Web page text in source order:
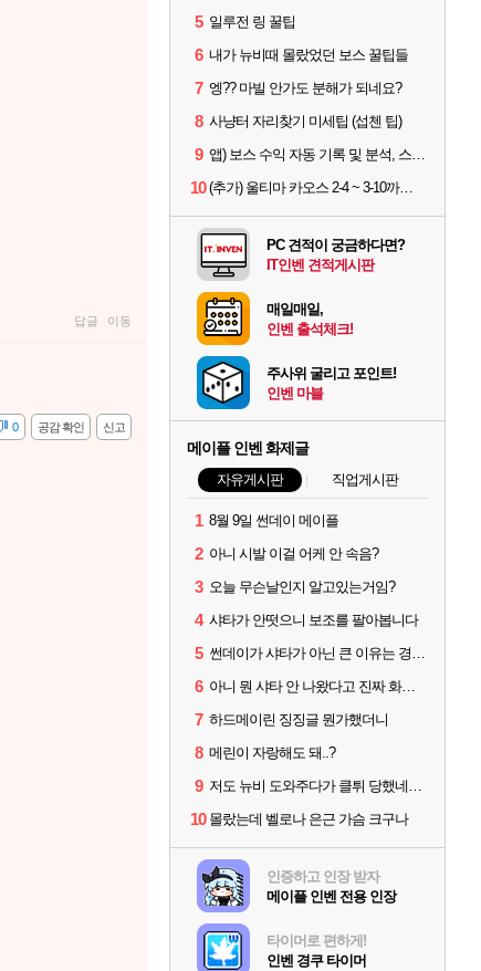
답글 이동
신고
공감 확인
0
5 일루전 링 꿀팁
6 내가 뉴비때 몰랐었던 보스 꿀팁들
7 엥?? 마빌 안가도 분해가 되네요?
8 사냥터 자리찾기 미세팁 (섭첸 팁)
9 앱) 보스 수익 자동 기록 및 분석, 스케줄러 알림
10 (추가) 울티마 카오스 2-4 ~ 3-10까지 공략 스펙 및 팁 공유
PC 견적이 궁금하다면?
IT인벤 견적게시판
매일매일,
인벤 출석체크!
주사위 굴리고 포인트!
인벤 마블
메이플 인벤 화제글
자유게시판 직업게시판
1 8월 9일 썬데이 메이플
2 아니 시발 이걸 어케 안 속음?
3 오늘 무슨날인지 알고있는거임?
4 샤타가 안떳으니 보조를 팔아봅니다
5 썬데이가 샤타가 아닌 큰 이유는 경매장 불안정때문일듯
6 아니 뭔 샤타 안 나왔다고 진짜 화내는 사람도 있네
7 하드메이린 징징글 뭔가했더니
8 메린이 자랑해도 돼..?
9 저도 뉴비 도와주다가 클튀 당했네요(챌린저스2 클튀한 '꽃구름레테')
10 몰랐는데 벨로나 은근 가슴 크구나
인증하고 인장 받자
메이플 인벤 전용 인장
타이머로 편하게!
인벤 경쿠 타이머